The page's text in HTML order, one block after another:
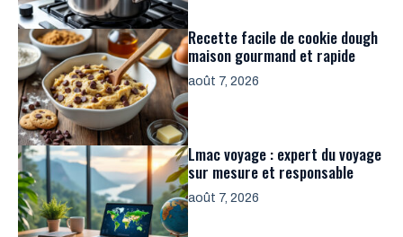
Recette facile de cookie dough
maison gourmand et rapide
août 7, 2026
Lmac voyage : expert du voyage
sur mesure et responsable
août 7, 2026